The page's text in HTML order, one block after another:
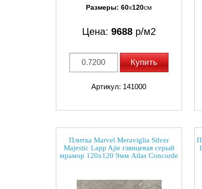
Размеры: 60x120см
Цена: 9688р/м2
Купить
Артикул: 141000
Плитка Marvel Meraviglia Silver
Majestic Lapp Ajie глянцевая серый
мрамор 120x120 9мм Atlas Concorde